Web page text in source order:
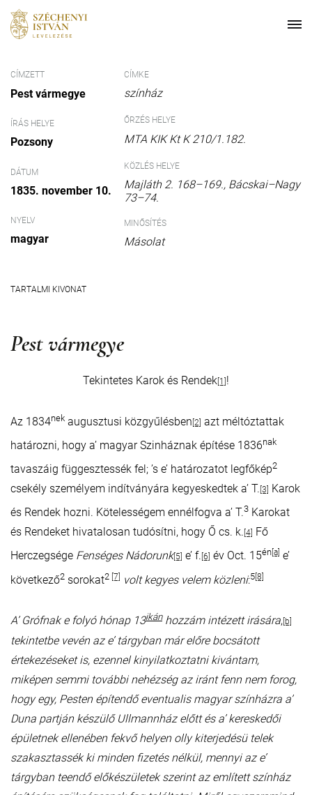
CÍMZETT
Pest vármegye
ÍRÁS HELYE
Pozsony
DÁTUM
1835. november 10.
NYELV
magyar
CÍMKE
színház
ŐRZÉS HELYE
MTA KIK Kt K 210/1.182.
KÖZLÉS HELYE
Majláth 2. 168–169., Bácskai–Nagy
73–74.
MINŐSÍTÉS
Másolat
TARTALMI KIVONAT
Pest vármegye
Tekintetes Karok és Rendek [1] !
Az 1834nek augusztusi közgyűlésben [2] azt méltóztattak
határozni, hogy a’ magyar Szinháznak építése 1836nak
tavaszáig függesztessék fel; ’s e’ határozatot legfőkép2
csekély személyem indítványára kegyeskedtek a’ T. [3]
Karok
és Rendek hozni. Kötelességem ennélfogva a’ T.3 Karokat
és Rendeket hivatalosan tudósítni, hogy Ő cs. k. [4]
Fő
Herczegsége Fenséges Nádorunk[5] e’ f. [6] év Oct. 15én [a] e’
következő2 sorokat2 [7] volt kegyes velem közleni:5[8]
A’ Grófnak e folyó hónap 13ikánhozzám intézett irására, [b]
tekintetbe vevén az e’ tárgyban már előre bocsátott
értekezéseket is, ezennel kinyilatkoztatni kivántam,
miképen semmi további nehézség az iránt fenn nem forog,
hogy egy, Pesten építendő eventualis magyar színházra a’
Duna partján készülő Ullmannház előtt és a’ kereskedői
épületnek ellenében fekvő helyen olly kiterjedésü telek
szakasztassék ki minden fizetés nélkül, mennyi az e’
tárgyban teendő előkészületek szerint az említett színház